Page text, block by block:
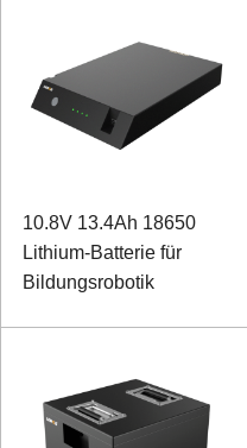
10.8V 13.4Ah 18650
Lithium-Batterie für
Bildungsrobotik